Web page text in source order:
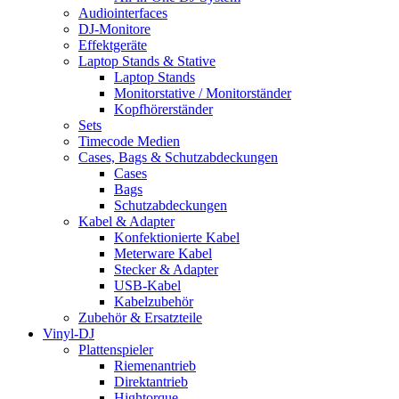
Audiointerfaces
DJ-Monitore
Effektgeräte
Laptop Stands & Stative
Laptop Stands
Monitorstative / Monitorständer
Kopfhörerständer
Sets
Timecode Medien
Cases, Bags & Schutzabdeckungen
Cases
Bags
Schutzabdeckungen
Kabel & Adapter
Konfektionierte Kabel
Meterware Kabel
Stecker & Adapter
USB-Kabel
Kabelzubehör
Zubehör & Ersatzteile
Vinyl-DJ
Plattenspieler
Riemenantrieb
Direktantrieb